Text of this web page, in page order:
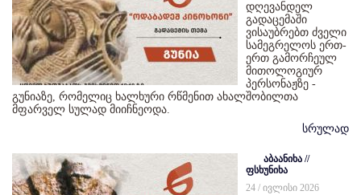
დღევანდელ
გადაცემაში
ვისაუბრებთ ძველი
სამეგრელოს ერთ-
ერთ გამორჩეულ
მითოლოგიურ
პერსონაჟზე -
გუნიაზე, რომელიც ხალხური რწმენით ახალშობილთა
მფარველ სულად მიიჩნეოდა.
სრულად
აბაანიხა //
ფსხუნიხა
24 / ივლისი 2026